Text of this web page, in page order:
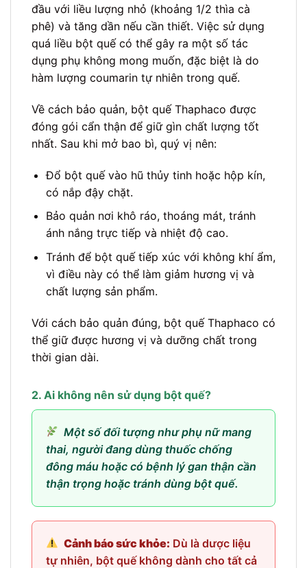
đầu với liều lượng nhỏ (khoảng 1/2 thìa cà
phê) và tăng dần nếu cần thiết. Việc sử dụng
quá liều bột quế có thể gây ra một số tác
dụng phụ không mong muốn, đặc biệt là do
hàm lượng coumarin tự nhiên trong quế.
Về cách bảo quản, bột quế Thaphaco được
đóng gói cẩn thận để giữ gìn chất lượng tốt
nhất. Sau khi mở bao bì, quý vị nên:
Đổ bột quế vào hũ thủy tinh hoặc hộp kín,
có nắp đậy chặt.
Bảo quản nơi khô ráo, thoáng mát, tránh
ánh nắng trực tiếp và nhiệt độ cao.
Tránh để bột quế tiếp xúc với không khí ẩm,
vì điều này có thể làm giảm hương vị và
chất lượng sản phẩm.
Với cách bảo quản đúng, bột quế Thaphaco có
thể giữ được hương vị và dưỡng chất trong
thời gian dài.
2. Ai không nên sử dụng bột quế?
Một số đối tượng như phụ nữ mang
thai, người đang dùng thuốc chống
đông máu hoặc có bệnh lý gan thận cần
thận trọng hoặc tránh dùng bột quế.
Cảnh báo sức khỏe: Dù là dược liệu
tự nhiên, bột quế không dành cho tất cả